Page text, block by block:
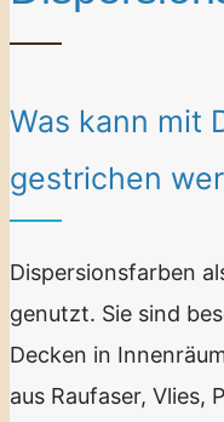
Was kann mit
gestrichen
Dispersionsfarben
genutzt. Sie sind
Decken in
aus Raufaser, Vlies,